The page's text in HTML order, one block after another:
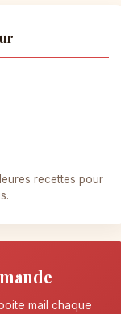
recettes pour
mail chaque